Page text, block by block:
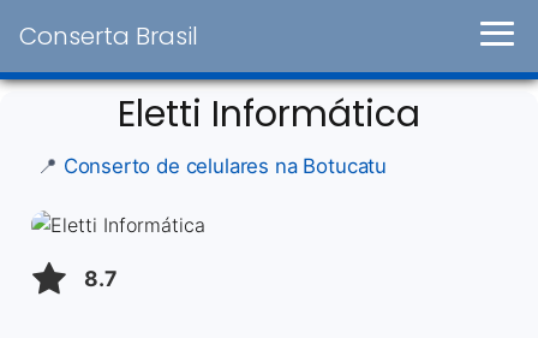
Conserta Brasil
Eletti Informática
📍 Conserto de celulares na Botucatu
8.7